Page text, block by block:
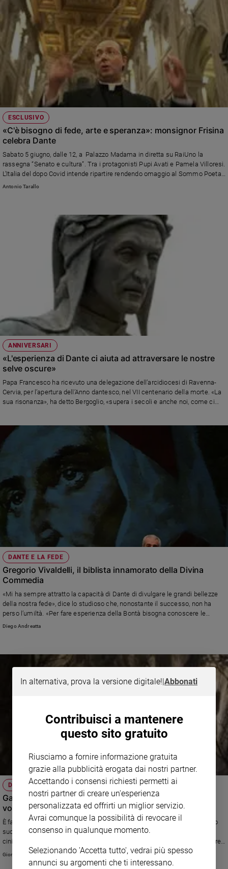
ESCLUSIVO
«C'è bisogno di fede, arte e speranza»: monsignor Frisina
celebra Dante
Sabato 5 giugno, dalle 12, a Palazzo Madama in diretta su RaiUno la
rassegna “Senato e cultura”. Tra i protagonisti Pupi Avati e Pamela Villoresi.
L’Italia del dopo Covid intende ripartire rendendo omaggio al Sommo Poeta
sulle note di monsignor Marco Frisina. Che spiega l'evento a Famiglia
Antonio Tarallo
ANNIVERSARI
«L'esperienza di Dante ci aiuta ad attraversare le nostre
selve oscure»
Papa Francesco ha ricevuto una delegazione dell’arcidiocesi di Ravenna-
Cervia, per l’apertura dell’Anno dantesco, nel VII centenario della morte. «La
sua risonanza», ha detto Bergoglio, «supera i secoli e anche noi, come ci
giungere alla meta sognata e desiderata da ogni uomo: “l’amor che move il
sole e l’altre stelle”»
DANTE E LA FEDE
Gregorio Vivaldelli, il biblista innamorato della Divina
Commedia
«Mi ha sempre attratto la capacità di Dante di divulgare le grandi bellezze
della nostra fede», dice lo studioso che, nonostante il successo, non ha
perso l’umiltà. «Per fare esperienza della Bontà bisogna conoscere le
nostre fragilità»
Diego Andreatta
DANTE A FUMETTI
Gabriele Dell’Otto: «Disegno il male per far nascere la
voglia di bene»
È famoso nel mondo come illustratore di fumetti di supereroi, ma l’ultimo
suo lavoro è dedicato all’Inferno di Dante: «In un’epoca in cui prevale il
cinismo», spiega, «i miei personaggi esaltano la tensione dell’uomo a dare
la vita per qualcosa di grande»
Giorgio Paolucci
In alternativa, prova la versione digitale!|Abbonati
Contribuisci a mantenere
questo sito gratuito
Riusciamo a fornire informazione gratuita
grazie alla pubblicità erogata dai nostri partner.
Accettando i consensi richiesti permetti ai
nostri partner di creare un'esperienza
personalizzata ed offrirti un miglior servizio.
Avrai comunque la possibilità di revocare il
consenso in qualunque momento.
Selezionando 'Accetta tutto', vedrai più spesso
annunci su argomenti che ti interessano.